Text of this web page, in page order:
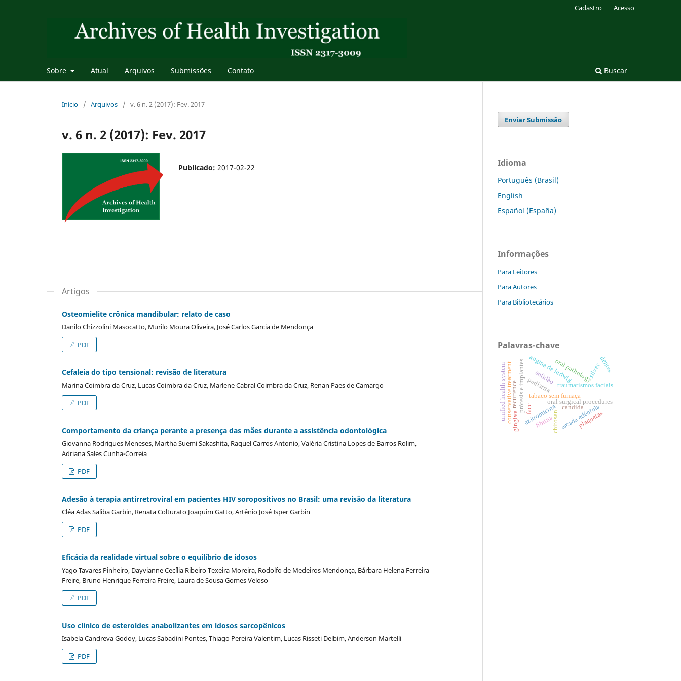
Sobre Atual Arquivos Submissões Contato Buscar
Cadastro Acesso
Início / Arquivos / v. 6 n. 2 (2017): Fev. 2017
v. 6 n. 2 (2017): Fev. 2017
Publicado: 2017-02-22
Artigos
Osteomielite crônica mandibular: relato de caso
Danilo Chizzolini Masocatto, Murilo Moura Oliveira, José Carlos Garcia de Mendonça
PDF
Cefaleia do tipo tensional: revisão de literatura
Marina Coimbra da Cruz, Lucas Coimbra da Cruz, Marlene Cabral Coimbra da Cruz, Renan Paes de Camargo
PDF
Comportamento da criança perante a presença das mães durante a assistência odontológica
Giovanna Rodrigues Meneses, Martha Suemi Sakashita, Raquel Carros Antonio, Valéria Cristina Lopes de Barros Rolim,
Adriana Sales Cunha-Correia
PDF
Adesão à terapia antirretroviral em pacientes HIV soropositivos no Brasil: uma revisão da literatura
Cléa Adas Saliba Garbin, Renata Colturato Joaquim Gatto, Artênio José Isper Garbin
PDF
Eficácia da realidade virtual sobre o equilíbrio de idosos
Yago Tavares Pinheiro, Dayvianne Cecília Ribeiro Texeira Moreira, Rodolfo de Medeiros Mendonça, Bárbara Helena Ferreira
Freire, Bruno Henrique Ferreira Freire, Laura de Sousa Gomes Veloso
PDF
Uso clínico de esteroides anabolizantes em idosos sarcopênicos
Isabela Candreva Godoy, Lucas Sabadini Pontes, Thiago Pereira Valentim, Lucas Risseti Delbim, Anderson Martelli
PDF
Enviar Submissão
Idioma
Português (Brasil)
English
Español (España)
Informações
Para Leitores
Para Autores
Para Bibliotecários
Palavras-chave
traumatismos faciais
tabaco sem fumaça
oral surgical procedures
oral pathology
arcada edéntula
prótesis e implantes
azitromicina
pediatria
recurrence
angina de ludwig
conservative treatment chitosan
silver
unified health system candida
plaquetas
fibrina
face
gingiva
solidão
dentes